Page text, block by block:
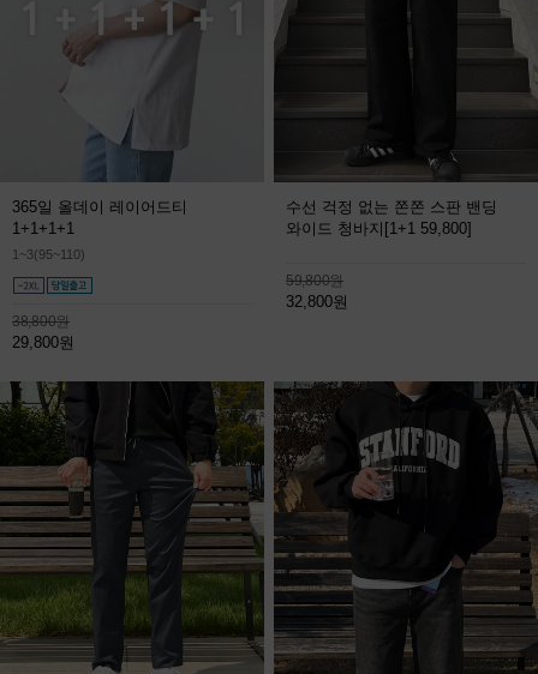
365일 올데이 레이어드티
1+1+1+1
1~3(95~110)
38,800원
29,800원
수선 걱정 없는 쫀쫀 스판 밴딩
와이드 청바지 [1+1 59,800]
59,800원
32,800원